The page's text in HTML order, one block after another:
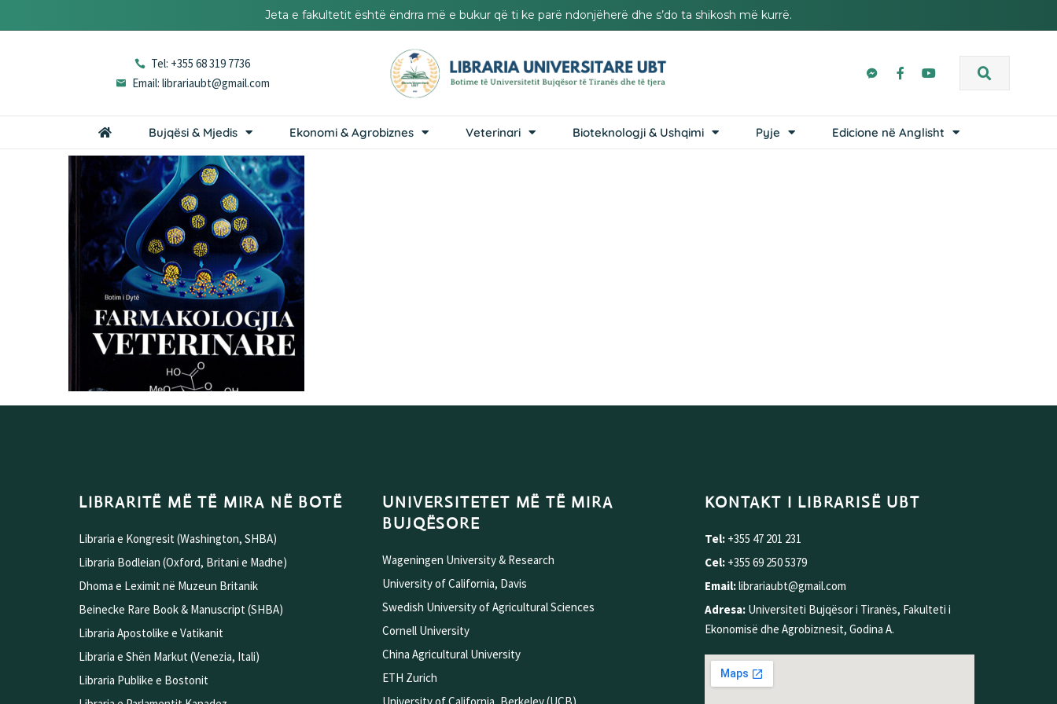
Jeta e fakultetit është ëndrra më e bukur që ti ke parë ndonjëherë dhe s’do ta shikosh më kurrë.
Tel: +355 68 319 7736
Email: librariaubt@gmail.com
Bujqësi & Mjedis Ekonomi & Agrobiznes Veterinari Bioteknologji & Ushqimi Pyje Edicione në Anglisht
LIBRARITË MË TË MIRA NË BOTË
Libraria e Kongresit (Washington, SHBA)
Libraria Bodleian (Oxford, Britani e Madhe)
Dhoma e Leximit në Muzeun Britanik
Beinecke Rare Book & Manuscript (SHBA)
Libraria Apostolike e Vatikanit
Libraria e Shën Markut (Venezia, Itali)
Libraria Publike e Bostonit
UNIVERSITETET MË TË MIRA
BUJQËSORE
Wageningen University & Research
University of California, Davis
Swedish University of Agricultural Sciences
Cornell University
China Agricultural University
ETH Zurich
KONTAKT I LIBRARISË UBT
Tel: +355 47 201 231
Cel: +355 69 250 5379
Email:librariaubt@gmail.com
Adresa: Universiteti Bujqësor i Tiranës, Fakulteti i
Ekonomisë dhe Agrobiznesit, Godina A.